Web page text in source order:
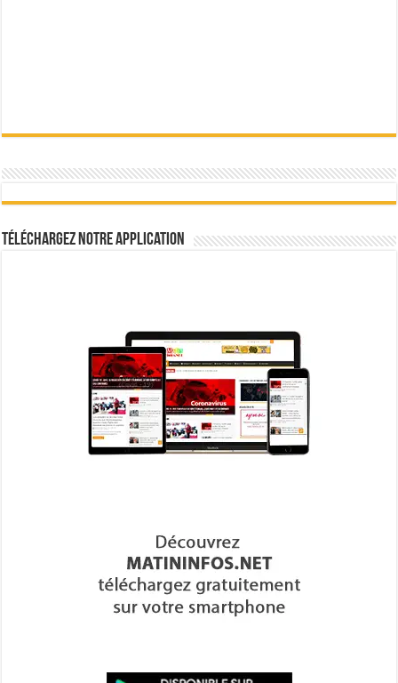
Téléchargez notre Application